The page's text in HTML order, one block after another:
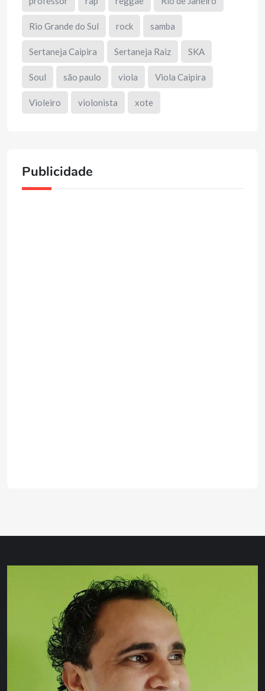
Rio Grande do Sul rock samba
Sertaneja Caipira Sertaneja Raiz SKA
Soul são paulo viola Viola Caipira
Violeiro violonista xote
Publicidade